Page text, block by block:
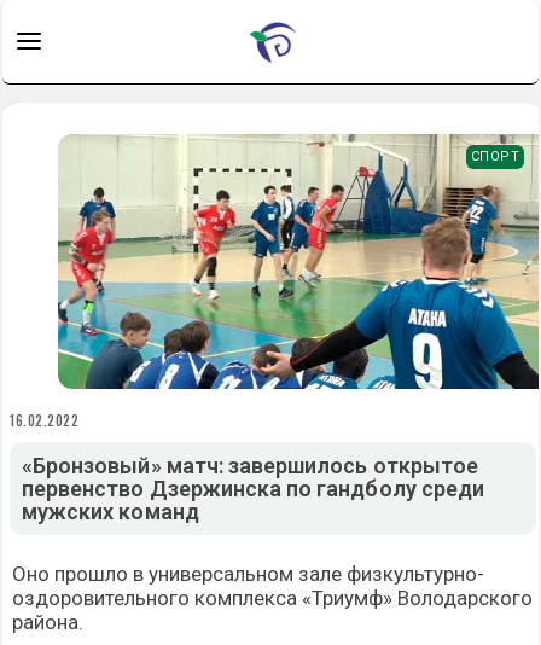
СПОРТ
16.02.2022
«Бронзовый» матч: завершилось открытое
первенство Дзержинска по гандболу среди
мужских команд
Оно прошло в универсальном зале физкультурно-
оздоровительного комплекса «Триумф» Володарского
района.